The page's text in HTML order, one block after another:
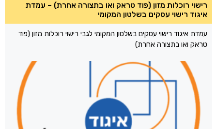
רישוי רוכלות מזון (פוד טראק ואו בתצורה אחרת) – עמדת
איגוד רישוי עסקים בשלטון המקומי
עמדת איגוד רישוי עסקים בשלטון המקומי לגבי רישוי רוכלות מזון (פוד
טראק ואו בתצורה אחרת)